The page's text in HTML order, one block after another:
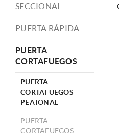
SECCIONAL
PUERTA RÁPIDA
PUERTA
CORTAFUEGOS
PUERTA
CORTAFUEGOS
PEATONAL
PUERTA
CORTAFUEGOS